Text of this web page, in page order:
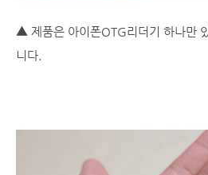
▲ 제품은 아이폰OTG리더기 하나만
니다.